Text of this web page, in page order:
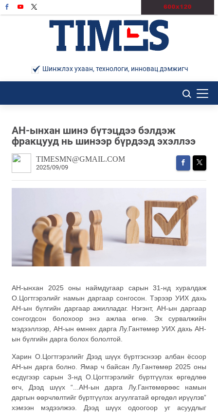
Шинжлэх ухаан, технологи, инновац дэмжигч
АН-ынхан шинэ бүтэцдээ бэлдэж
фракцууд нь шинээр бүрдээд эхэллээ
TIMESMN@GMAIL.COM
2025/09/09
АН-ынхан 2025 оны наймдугаар сарын 31-нд хуралдаж
О.Цогтгэрэлийг намын даргаар сонгосон. Тэрээр УИХ дахь
АН-ын бүлгийн даргаар ажилладаг. Нэгэнт, АН-ын даргаар
сонгогдсон болохоор энэ ажлаа өгнө. Эх сурвалжийн
мэдээллээр, АН-ын өмнөх дарга Лу.Гантөмөр УИХ дахь АН-
ын бүлгийн дарга болох бололтой.
Харин О.Цогтгэрэлийг Дээд шүүх бүртгэснээр албан ёсоор
АН-ын дарга болно. Ямар ч байсан Лу.Гантөмөр 2025 оны
есдүгээр сарын 3-нд О.Цогтгэрэлийг бүртгүүлэх өргөдлөө
өгч, Дээд шүүх “...АН-ын дарга Лу.Гантөмөрөөс намын
даргын өөрчлөлтийг бүртгүүлэх агуулгатай өргөдөл ирүүлэв”
хэмээн мэдээлжээ. Дээд шүүх одоогоор уг асуудлыг